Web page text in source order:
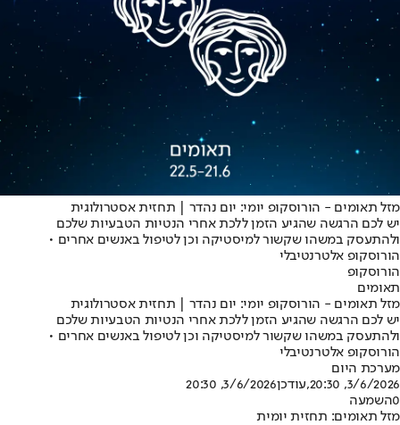
מזל תאומים - הורוסקופ יומי: יום נהדר | תחזית אסטרולוגית
יש לכם הרגשה שהגיע הזמן ללכת אחרי הנטיות הטבעיות שלכם
ולהתעסק במשהו שקשור למיסטיקה וכן לטיפול באנשים אחרים •
הורוסקופ אלטרנטיבלי
הורוסקופ
תאומים
מזל תאומים - הורוסקופ יומי: יום נהדר | תחזית אסטרולוגית
יש לכם הרגשה שהגיע הזמן ללכת אחרי הנטיות הטבעיות שלכם
ולהתעסק במשהו שקשור למיסטיקה וכן לטיפול באנשים אחרים •
הורוסקופ אלטרנטיבלי
מערכת היום
3/6/2026, 20:30
,עודכן3/6/2026, 20:30
0השמעה
מזל תאומים: תחזית יומית